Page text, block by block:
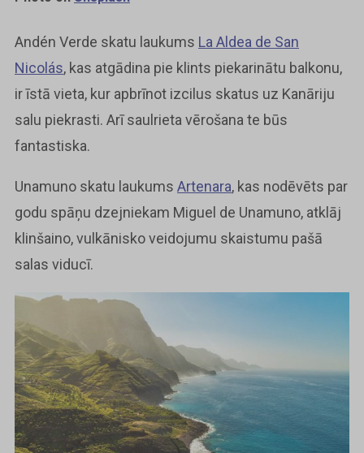
Andén Verde skatu laukums La Aldea de San
Nicolás, kas atgādina pie klints piekarinātu balkonu,
ir īstā vieta, kur apbrīnot izcilus skatus uz Kanāriju
salu piekrasti. Arī saulrieta vērošana te būs
fantastiska.
Unamuno skatu laukums Artenara, kas nodēvēts par
godu spāņu dzejniekam Miguel de Unamuno, atklāj
klinšaino, vulkānisko veidojumu skaistumu pašā
salas viducī.